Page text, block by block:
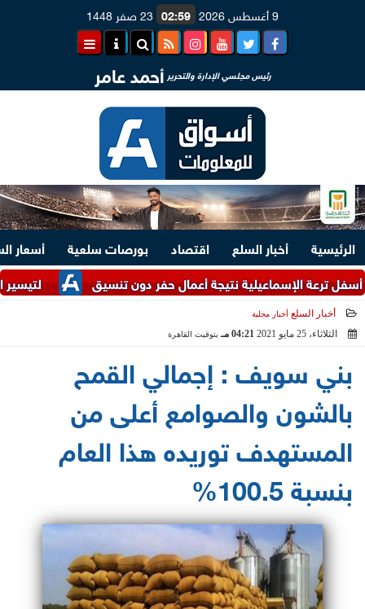
9 أغسطس 2026 02:59 23 صفر 1448
رئيس مجلسي الإدارة والتحرير أحمد عامر
الرئيسية أخبار السلع اقتصاد بورصات سلعية
أسعار
لتيسير الإجراءات..
الإسماعيلية نتيجة أعمال حفر دون تنسيق
أخبار السلع أخبار محلية
الثلاثاء، 25 مايو 2021 04:21 مـ بتوقيت القاهرة
بني سويف : إجمالي القمح
بالشون والصوامع أعلى من
المستهدف توريده هذا العام
بنسبة 100.5%